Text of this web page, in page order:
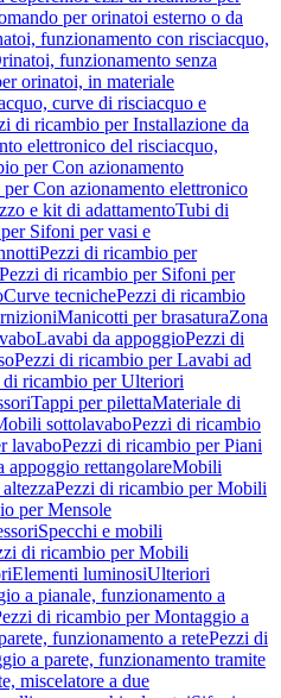
per orinatoi esterno o da
funzionamento con risciacquo,
funzionamento senza
orinatoi, in materiale
curve di risciacquo e
di ricambio per Installazione da
elettronico del risciacquo,
per Con azionamento
Con azionamento elettronico
e kit di adattamentoTubi di
Sifoni per vasi e
Pezzi di ricambio per
Pezzi di ricambio per Sifoni per
Curve tecnichePezzi di ricambio
Manicotti per brasaturaZona
Lavabi da appoggioPezzi di
Pezzi di ricambio per Lavabi ad
di ricambio per Ulteriori
Tappi per pilettaMateriale di
sottolavaboPezzi di ricambio
lavaboPezzi di ricambio per Piani
appoggio rettangolareMobili
Pezzi di ricambio per Mobili
per Mensole
Specchi e mobili
di ricambio per Mobili
Elementi luminosiUlteriori
a pianale, funzionamento a
di ricambio per Montaggio a
funzionamento a retePezzi di
a parete, funzionamento tramite
miscelatore a due